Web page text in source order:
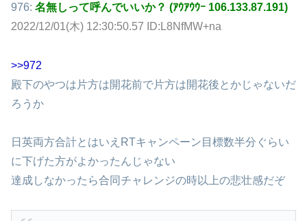
976: 名無しって呼んでいいか？ (ｱｳｱｳｳｰ 106.133.87.191)
2022/12/01(木) 12:30:50.57 ID:L8NfMW+na
>>972
殿下のやつは片方は開花前で片方は開花後とかじゃないだ
ろうか
日英両方合計とはいえRTキャンペーン目標数半分ぐらい
に下げた方がよかったんじゃない
達成しなかったら合同チャレンジの時以上の悲壮感だぞ